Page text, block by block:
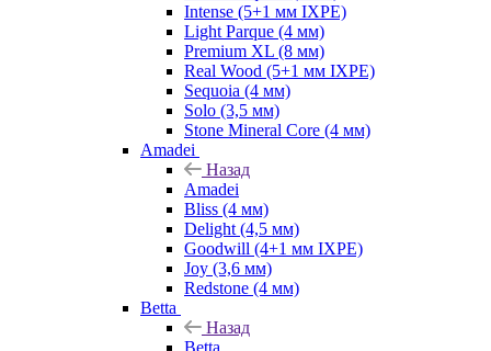
Intense (5+1 мм IXPE)
Light Parque (4 мм)
Premium XL (8 мм)
Real Wood (5+1 мм IXPE)
Sequoia (4 мм)
Solo (3,5 мм)
Stone Mineral Core (4 мм)
Amadei
Назад
Amadei
Bliss (4 мм)
Delight (4,5 мм)
Goodwill (4+1 мм IXPE)
Joy (3,6 мм)
Redstone (4 мм)
Betta
Назад
Betta